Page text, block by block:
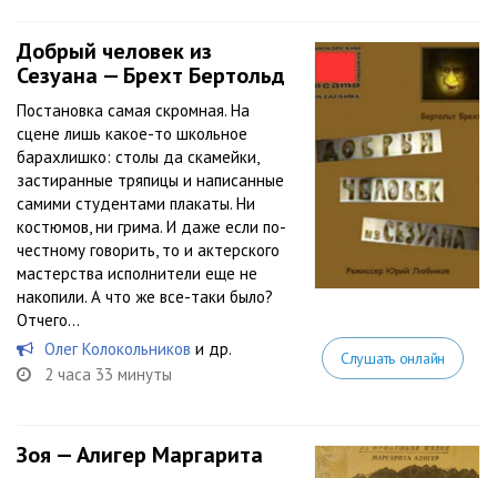
Добрый человек из
Сезуана — Брехт Бертольд
Постановка самая скромная. На
сцене лишь какое-то школьное
барахлишко: столы да скамейки,
застиранные тряпицы и написанные
самими студентами плакаты. Ни
костюмов, ни грима. И даже если по-
честному говорить, то и актерского
мастерства исполнители еще не
накопили. А что же все-таки было?
Отчего...
Олег Колокольников и др.
2 часа 33 минуты
Слушать онлайн
Зоя — Алигер Маргарита